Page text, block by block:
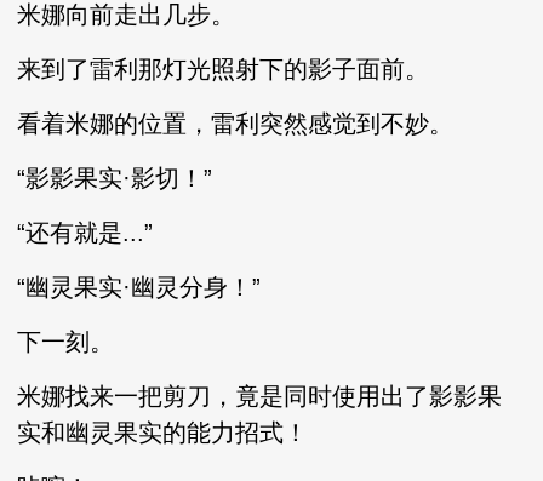
米娜向前走出几步。
来到了雷利那灯光照射下的影子面前。
看着米娜的位置，雷利突然感觉到不妙。
“影影果实·影切！”
“还有就是...”
“幽灵果实·幽灵分身！”
下一刻。
米娜找来一把剪刀，竟是同时使用出了影影果
实和幽灵果实的能力招式！